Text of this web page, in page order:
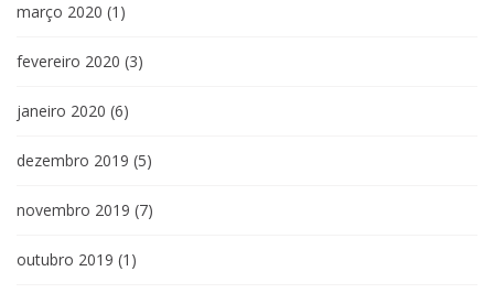
março 2020 (1)
fevereiro 2020 (3)
janeiro 2020 (6)
dezembro 2019 (5)
novembro 2019 (7)
outubro 2019 (1)